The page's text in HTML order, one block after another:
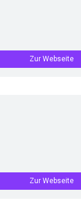
Zur Webseite
Zur Webseite